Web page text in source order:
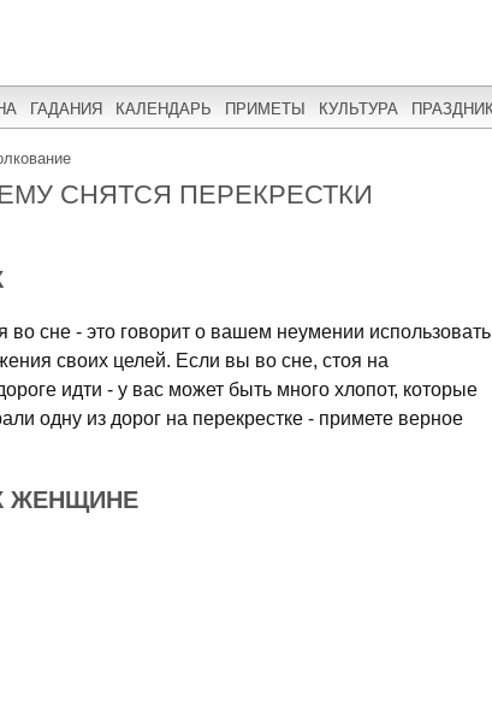
ГАДАНИЯ КАЛЕНДАРЬ ПРИМЕТЫ КУЛЬТУРА
СНЯТСЯ ПЕРЕКРЕСТКИ
во сне - это говорит о вашем неумении использовать
своих целей. Если вы во сне, стоя на
идти - у вас может быть много хлопот, которые
одну из дорог на перекрестке - примете верное
ЖЕНЩИНЕ